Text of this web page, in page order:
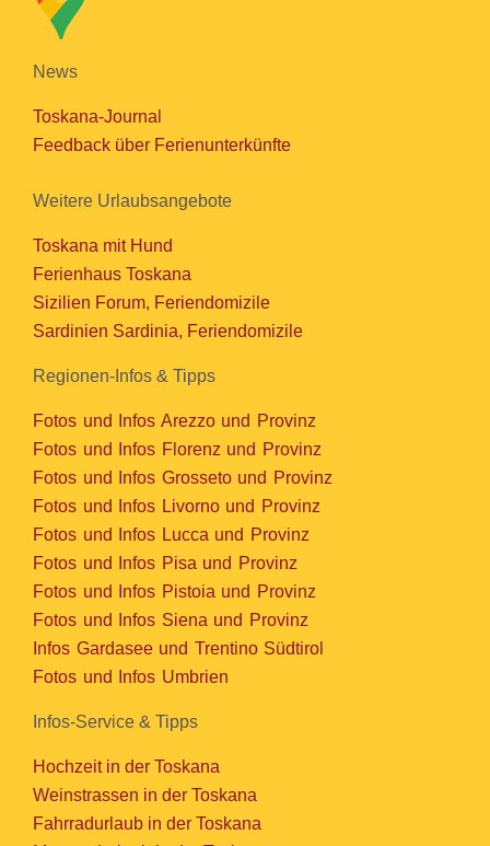
News
Toskana-Journal
Feedback über Ferienunterkünfte
Weitere Urlaubsangebote
Toskana mit Hund
Ferienhaus Toskana
Sizilien Forum, Feriendomizile
Sardinien Sardinia, Feriendomizile
Regionen-Infos & Tipps
Fotos und Infos Arezzo und Provinz
Fotos und Infos Florenz und Provinz
Fotos und Infos Grosseto und Provinz
Fotos und Infos Livorno und Provinz
Fotos und Infos Lucca und Provinz
Fotos und Infos Pisa und Provinz
Fotos und Infos Pistoia und Provinz
Fotos und Infos Siena und Provinz
Infos Gardasee und Trentino Südtirol
Fotos und Infos Umbrien
Infos-Service & Tipps
Hochzeit in der Toskana
Weinstrassen in der Toskana
Fahrradurlaub in der Toskana